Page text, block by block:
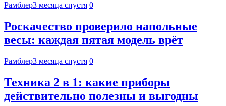
Рамблер3 месяца спустя 0
Роскачество проверило напольные
весы: каждая пятая модель врёт
Рамблер3 месяца спустя 0
Техника 2 в 1: какие приборы
действительно полезны и выгодны